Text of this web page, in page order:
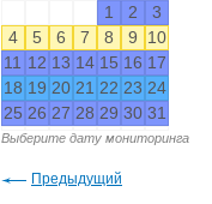
1
2
3
4
5 6 7 8 9
10
11 12 13 14 15 16 17
18 19 20 21 22 23 24
25 26 27 28 29 30 31
Выберите дату мониторинга
Предыдущий